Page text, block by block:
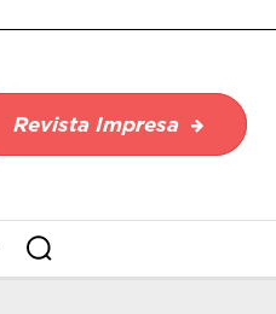
Revista Impresa